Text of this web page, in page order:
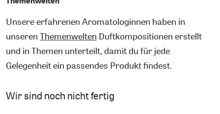
Unsere erfahrenen Aromatologinnen haben in
unseren Themenwelten Duftkompositionen erstellt
und in Themen unterteilt, damit du für jede
Gelegenheit ein passendes Produkt findest.
Wir sind noch nicht fertig